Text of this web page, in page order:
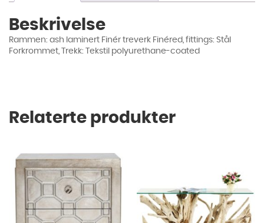
Beskrivelse
Rammen: ash laminert Finér treverk Finéred, fittings: Stål
Forkrommet, Trekk: Tekstil polyurethane-coated
Relaterte produkter